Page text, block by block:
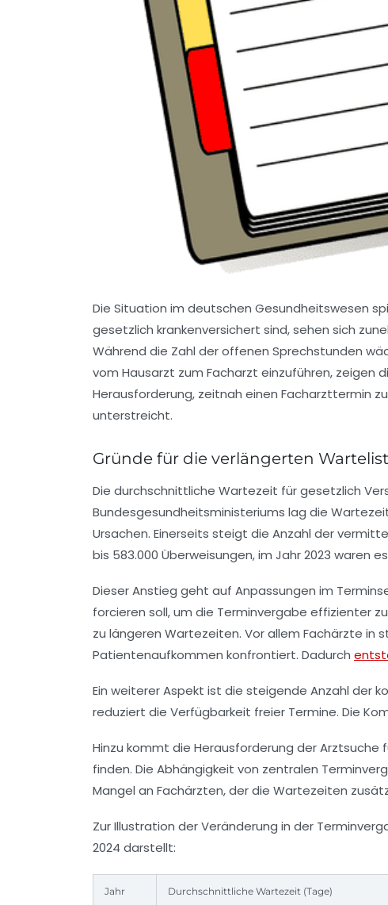
Die Situation im deutschen Gesundheitswesen
gesetzlich krankenversichert sind, sehen sich
Während die Zahl der offenen Sprechstunden
vom Hausarzt zum Facharzt einzuführen, zeigen
Herausforderung, zeitnah einen Facharzttermin
unterstreicht.
Gründe für die verlängerten
Die durchschnittliche Wartezeit für gesetzlich
Bundesgesundheitsministeriums lag die
Ursachen. Einerseits steigt die Anzahl der
bis 583.000 Überweisungen, im Jahr 2023 waren
Dieser Anstieg geht auf Anpassungen im
forcieren soll, um die Terminvergabe effizienter
zu längeren Wartezeiten. Vor allem Fachärzte in
Patientenaufkommen konfrontiert. Dadurch
Ein weiterer Aspekt ist die steigende Anzahl der
reduziert die Verfügbarkeit freier Termine. Die
Hinzu kommt die Herausforderung der
finden. Die Abhängigkeit von zentralen
Mangel an Fachärzten, der die Wartezeiten
Zur Illustration der Veränderung in der
2024 darstellt:
Jahr Durchschnittliche Wartezeit (Tage)